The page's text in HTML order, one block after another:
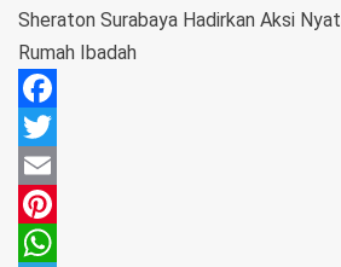
Sheraton Surabaya Hadirkan Aksi
Rumah Ibadah
Facebook
Twitter
Email
Pinterest